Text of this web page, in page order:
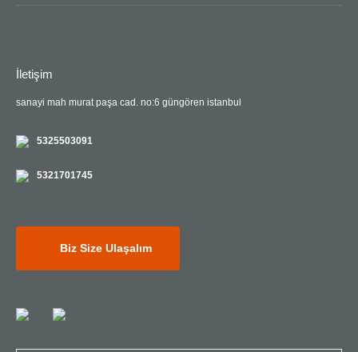
İletişim
sanayi mah murat paşa cad. no:6 güngören istanbul
5325503091
5321701745
Biz Size Ulaşalım